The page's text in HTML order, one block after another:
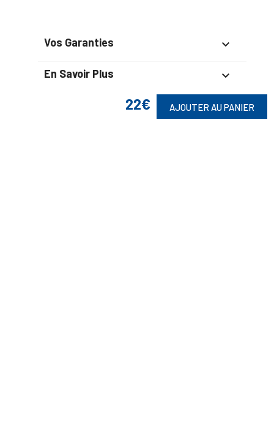
22€ AJOUTER AU PANIER
Vos Garanties 
En Savoir Plus 
